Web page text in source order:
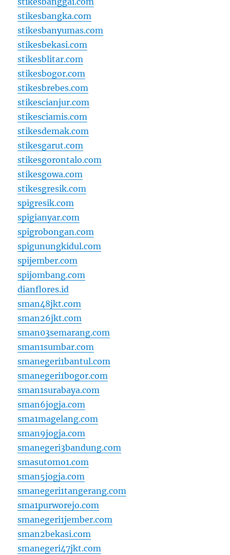
stikesbangka.com
stikesbanyumas.com
stikesbekasi.com
stikesblitar.com
stikesbogor.com
stikesbrebes.com
stikescianjur.com
stikesciamis.com
stikesdemak.com
stikesgarut.com
stikesgorontalo.com
stikesgowa.com
stikesgresik.com
spigresik.com
spigianyar.com
spigrobongan.com
spigunungkidul.com
spijember.com
spijombang.com
dianflores.id
sman48jkt.com
sman26jkt.com
sman03semarang.com
sman1sumbar.com
smanegeri1bantul.com
smanegeri1bogor.com
sman1surabaya.com
sman6jogja.com
sma1magelang.com
sman9jogja.com
smanegeri3bandung.com
smasutomo1.com
sman5jogja.com
smanegeri1tangerang.com
sma1purworejo.com
smanegeri1jember.com
sman2bekasi.com
smanegeri47jkt.com